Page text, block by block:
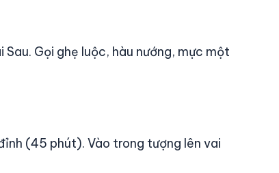
Gọi ghẹ luộc, hàu nướng, mực một
(45 phút). Vào trong tượng lên vai